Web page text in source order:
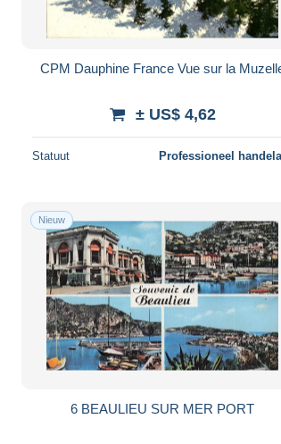
CPM Dauphine France Vue sur la
± US$ 4,62
Statuut Professioneel
Nieuw
6 BEAULIEU SUR MER PORT